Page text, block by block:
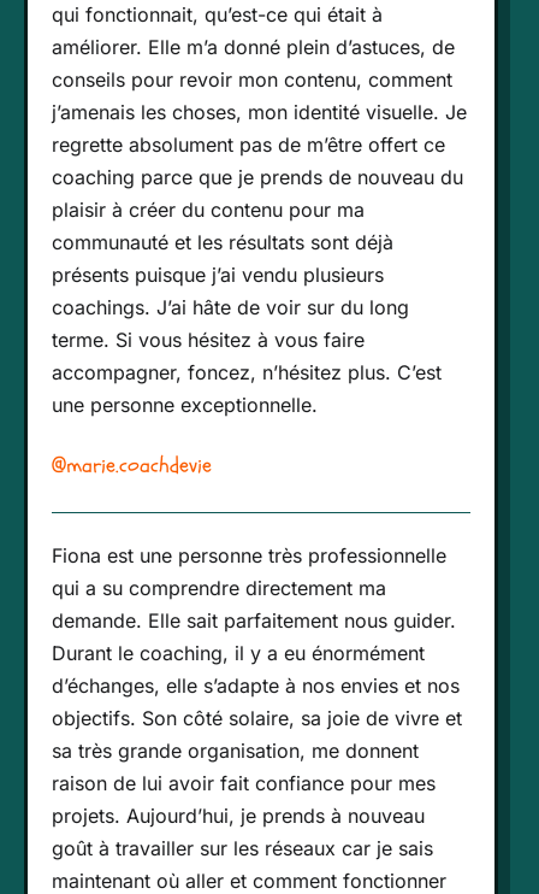
qui fonctionnait, qu’est-ce qui était à
améliorer. Elle m’a donné plein d’astuces, de
conseils pour revoir mon contenu, comment
j’amenais les choses, mon identité visuelle. Je
regrette absolument pas de m’être offert ce
coaching parce que je prends de nouveau du
plaisir à créer du contenu pour ma
communauté et les résultats sont déjà
présents puisque j’ai vendu plusieurs
coachings. J’ai hâte de voir sur du long
terme. Si vous hésitez à vous faire
accompagner, foncez, n’hésitez plus. C’est
une personne exceptionnelle.
@marie.coachdevie
Fiona est une personne très professionnelle
qui a su comprendre directement ma
demande. Elle sait parfaitement nous guider.
Durant le coaching, il y a eu énormément
d’échanges, elle s’adapte à nos envies et nos
objectifs. Son côté solaire, sa joie de vivre et
sa très grande organisation, me donnent
raison de lui avoir fait confiance pour mes
projets. Aujourd’hui, je prends à nouveau
goût à travailler sur les réseaux car je sais
maintenant où aller et comment fonctionner